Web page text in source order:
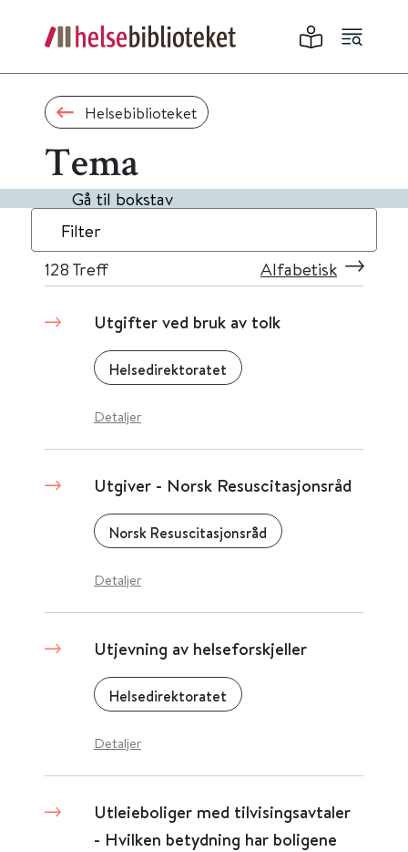
Helsebiblioteket
Tema
Gå til bokstav
Filter
128 Treff Alfabetisk
Utgifter ved bruk av tolk
Helsedirektoratet
Detaljer
Utgiver - Norsk Resuscitasjonsråd
Norsk Resuscitasjonsråd
Detaljer
Utjevning av helseforskjeller
Helsedirektoratet
Detaljer
Utleieboliger med tilvisingsavtaler
- Hvilken betydning har boligene